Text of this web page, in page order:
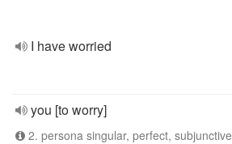
I have worried
you [to worry]
2. persona singular, perfect, subjunctive